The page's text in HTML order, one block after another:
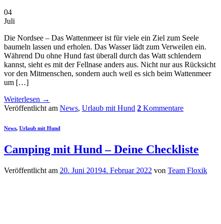
04
Juli
Die Nordsee – Das Wattenmeer ist für viele ein Ziel zum Seele
baumeln lassen und erholen. Das Wasser lädt zum Verweilen ein.
Während Du ohne Hund fast überall durch das Watt schlendern
kannst, sieht es mit der Fellnase anders aus. Nicht nur aus Rücksicht
vor den Mitmenschen, sondern auch weil es sich beim Wattenmeer
um […]
Weiterlesen →
Veröffentlicht am News, Urlaub mit Hund 2 Kommentare
News, Urlaub mit Hund
Camping mit Hund – Deine Checkliste
Veröffentlicht am 20. Juni 20194. Februar 2022 von Team Floxik